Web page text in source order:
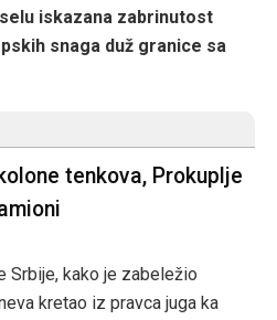
iskazana zabrinutost
snaga duž granice sa
tenkova, Prokuplje
Srbije, kako je zabeležio
kretao iz pravca juga ka